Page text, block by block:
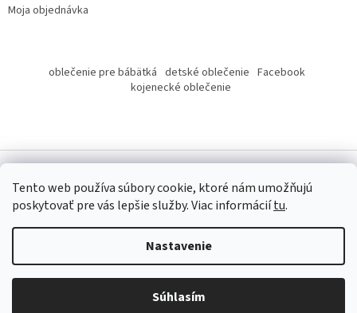
Tento web používa súbory cookie, ktoré nám umožňujú
poskytovať pre vás lepšie služby.Viac informáciítu.
Nastavenie
Súhlasím
Moja objednávka
oblečenie pre bábätká detské oblečenie Facebook
kojenecké oblečenie
Copyright 2026Milinko oblečenie. Všetky práva vyhradené.